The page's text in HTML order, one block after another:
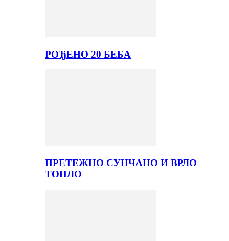
РОЂЕНО 20 БЕБА
ПРЕТЕЖНО СУНЧАНО И ВРЛО
ТОПЛО